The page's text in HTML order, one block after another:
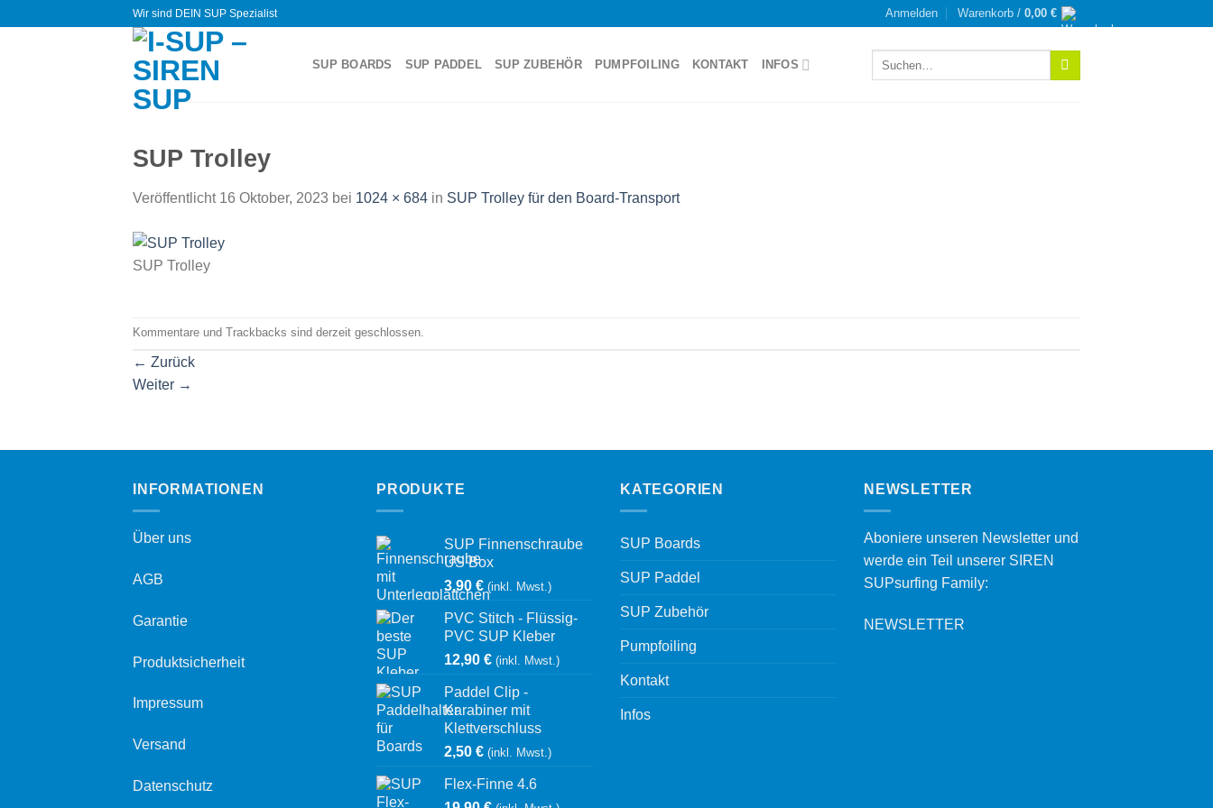
Wir sind DEIN SUP Spezialist Anmelden Warenkorb / 0,00 €
SUP BOARDS SUP PADDEL SUP ZUBEHÖR PUMPFOILING KONTAKT INFOS
SUP Trolley
Veröffentlicht 16 Oktober, 2023 bei 1024 × 684 in SUP Trolley für den Board-Transport
SUP Trolley
Kommentare und Trackbacks sind derzeit geschlossen.
← Zurück
Weiter →
INFORMATIONEN
Über uns
AGB
Garantie
Produktsicherheit
Impressum
Versand
Datenschutz
PRODUKTE
SUP Finnenschraube
US Box
3,90 € (inkl. Mwst.)
PVC Stitch - Flüssig-
PVC SUP Kleber
12,90 € (inkl. Mwst.)
Paddel Clip -
Karabiner mit
Klettverschluss
2,50 € (inkl. Mwst.)
Flex-Finne 4.6
KATEGORIEN
SUP Boards
SUP Paddel
SUP Zubehör
Pumpfoiling
Kontakt
Infos
NEWSLETTER
Aboniere unseren Newsletter und
werde ein Teil unserer SIREN
SUPsurfing Family:
NEWSLETTER